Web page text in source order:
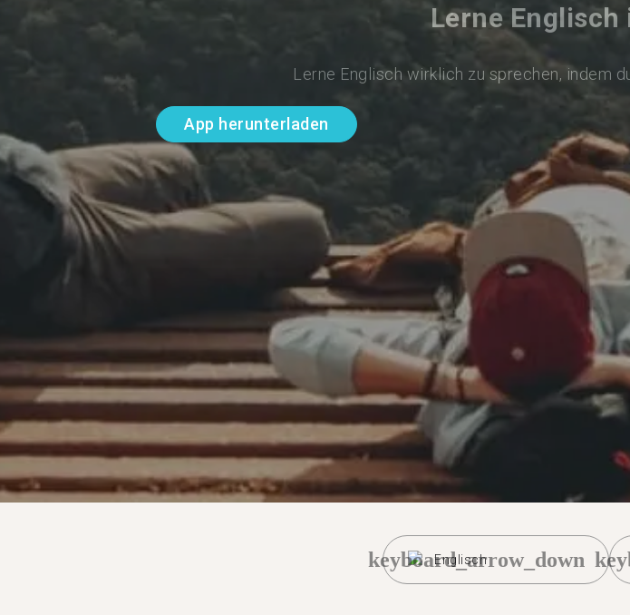
Lerne Englisch
Lerne Englisch wirklich zu sprechen, indem
App herunterladen
Englisch
keyboard_arrow_down